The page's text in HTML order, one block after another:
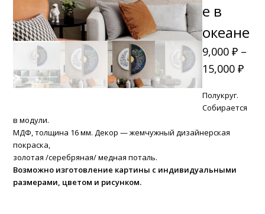
е в
океане
9,000₽ –
15,000₽
Полукруг.
Собирается
в модули.
МДФ, толщина 16 мм. Декор — жемчужный дизайнерская
покраска,
золотая /серебряная/ медная поталь.
Возможно изготовление картины с индивидуальными
размерами, цветом и рисунком.